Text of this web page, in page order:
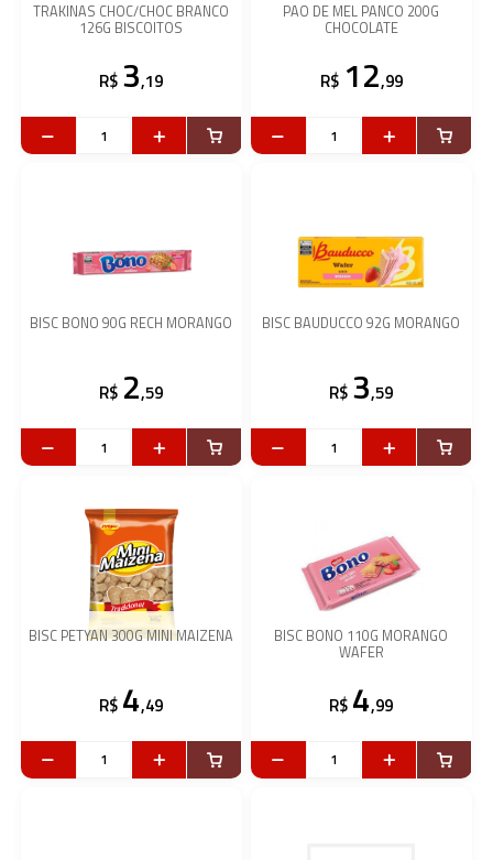
TRAKINAS CHOC/CHOC BRANCO
126G BISCOITOS
R$ 3,19
PAO DE MEL PANCO 200G
CHOCOLATE
R$ 12,99
BISC BONO 90G RECH MORANGO
R$ 2,59
BISC BAUDUCCO 92G MORANGO
R$ 3,59
BISC PETYAN 300G MINI MAIZENA
R$ 4,49
BISC BONO 110G MORANGO
WAFER
R$ 4,99